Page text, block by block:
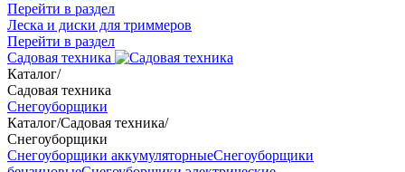
Перейти в раздел
Леска и диски для триммеров
Перейти в раздел
Садовая техника
Каталог/
Садовая техника
Снегоуборщики
Каталог/Садовая техника/
Снегоуборщики
Снегоуборщики аккумуляторныеСнегоуборщики